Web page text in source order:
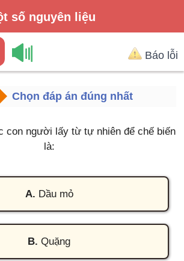
số nguyên liệu
Báo lỗi
Chọn đáp án đúng nhất
con người lấy từ tự nhiên để chế biến
là:
A. Dầu mỏ
B. Quặng